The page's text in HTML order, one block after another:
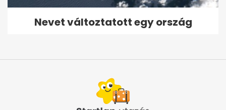
Nevet változtatott egy ország